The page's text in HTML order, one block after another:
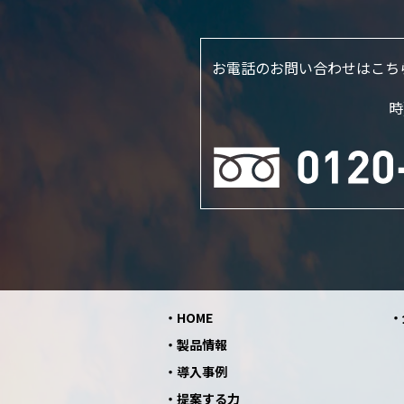
お電話のお問い合わせはこち
HOME
製品情報
導入事例
提案する力